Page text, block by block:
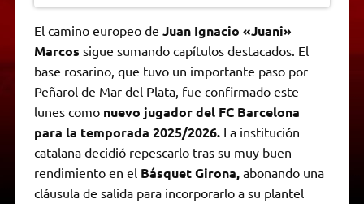
El camino europeo de Juan Ignacio «Juani»
Marcos sigue sumando capítulos destacados. El
base rosarino, que tuvo un importante paso por
Peñarol de Mar del Plata, fue confirmado este
lunes como nuevo jugador del FC Barcelona
para la temporada 2025/2026. La institución
catalana decidió repescarlo tras su muy buen
rendimiento en el Básquet Girona,abonando una
cláusula de salida para incorporarlo a su plantel